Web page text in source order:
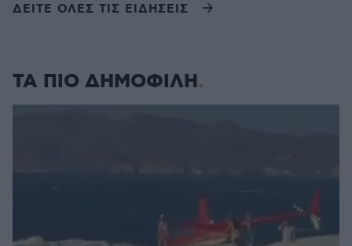
ΔΕΙΤΕ ΟΛΕΣ ΤΙΣ ΕΙΔΗΣΕΙΣ
ΤΑ ΠΙΟ ΔΗΜΟΦΙΛΗ